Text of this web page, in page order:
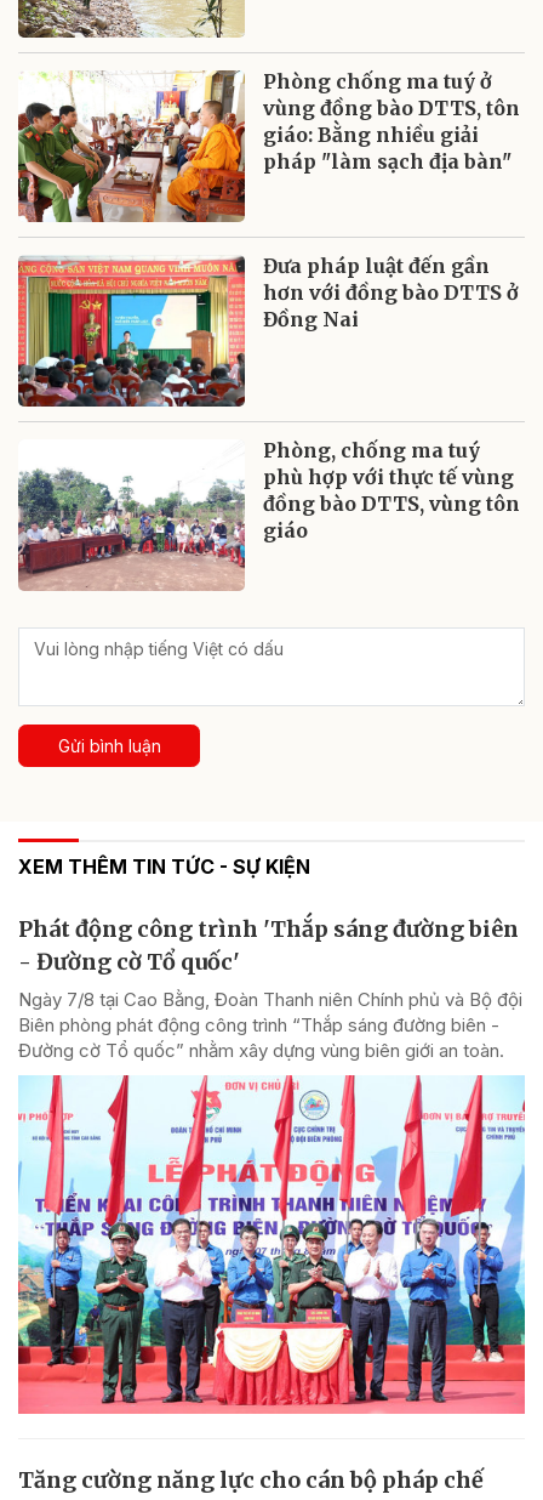
Phòng chống ma tuý ở
vùng đồng bào DTTS, tôn
giáo: Bằng nhiều giải
pháp "làm sạch địa bàn"
Đưa pháp luật đến gần
hơn với đồng bào DTTS ở
Đồng Nai
Phòng, chống ma tuý
phù hợp với thực tế vùng
đồng bào DTTS, vùng tôn
giáo
Gửi bình luận
XEM THÊM TIN TỨC - SỰ KIỆN
Phát động công trình 'Thắp sáng đường biên
- Đường cờ Tổ quốc'
Ngày 7/8 tại Cao Bằng, Đoàn Thanh niên Chính phủ và Bộ đội
Biên phòng phát động công trình “Thắp sáng đường biên -
Đường cờ Tổ quốc” nhằm xây dựng vùng biên giới an toàn.
Tăng cường năng lực cho cán bộ pháp chế